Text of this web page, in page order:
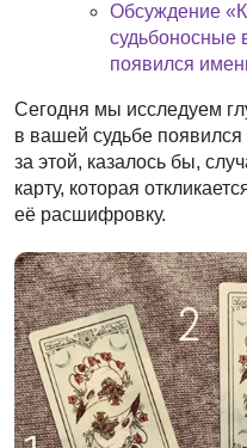
Обсуждение
судьбоносные
появился
Сегодня мы исследуем
в вашей судьбе появился
за этой, казалось бы,
карту, которая
её расшифровку.